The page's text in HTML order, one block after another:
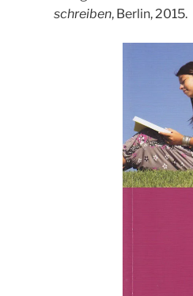
schreiben, Berlin, 2015.